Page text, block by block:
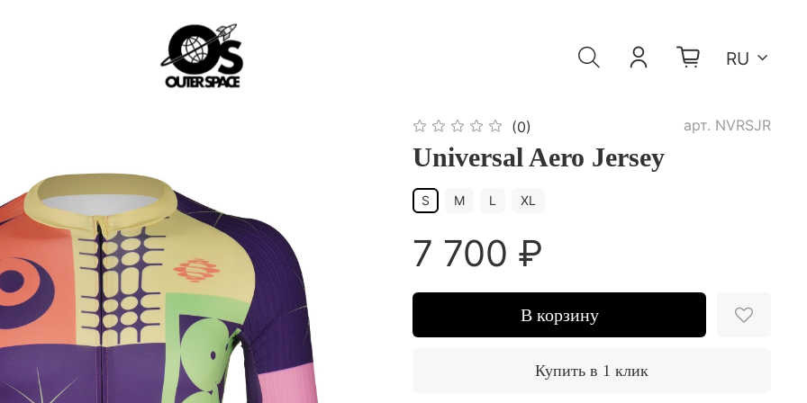
RU
(0) арт. NVRSJR
Universal Aero Jersey
S M L XL
7 700 ₽
В корзину
Купить в 1 клик